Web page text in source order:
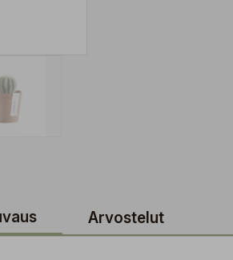
Arvostelut